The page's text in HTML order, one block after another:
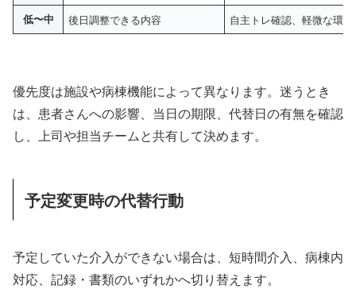
低〜中 後日調整できる内容 自主トレ確認、軽微な環
優先度は施設や病棟機能によって異なります。迷うとき
は、患者さんへの影響、当日の期限、代替日の有無を確認
し、上司や担当チームと共有して決めます。
予定変更時の代替行動
予定していた介入ができない場合は、短時間介入、病棟内
対応、記録・書類のいずれかへ切り替えます。